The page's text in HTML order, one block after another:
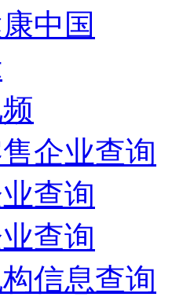
中国
企业查询
查询
查询
信息查询